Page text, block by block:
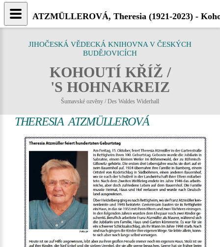
JIHOČESKÁ VĚDECKÁ KNIHOVNA V ČESKÝCH
BUDĚJOVICÍCH
KOHOUTÍ KŘÍŽ /
'S HOHNAKREIZ
Šumavské ozvěny / Des Waldes Widerhall
THERESIA ATZMÜLLEROVÁ
ATZMÜLLEROVÁ, Theresia (1921-2023) -